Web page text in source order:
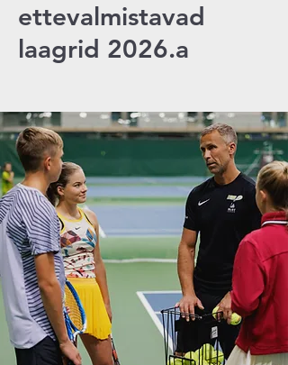
ettevalmistavad
laagrid 2026.a